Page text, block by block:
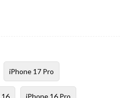
iPhone 17 Pro